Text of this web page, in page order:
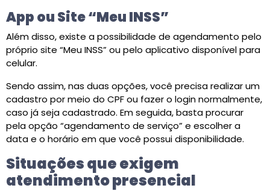
App ou Site “Meu INSS”
Além disso, existe a possibilidade de agendamento pelo
próprio site “Meu INSS” ou pelo aplicativo disponível para
celular.
Sendo assim, nas duas opções, você precisa realizar um
cadastro por meio do CPF ou fazer o login normalmente,
caso já seja cadastrado. Em seguida, basta procurar
pela opção “agendamento de serviço” e escolher a
data e o horário em que você possui disponibilidade.
Situações que exigem
atendimento presencial